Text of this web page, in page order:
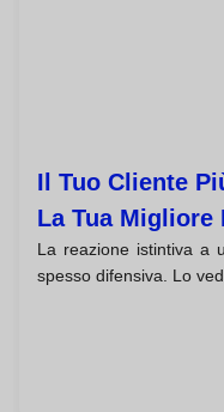
Il Tuo Cliente
La Tua Migliore
Apprendimento
La reazione istintiva a
spesso difensiva. Lo